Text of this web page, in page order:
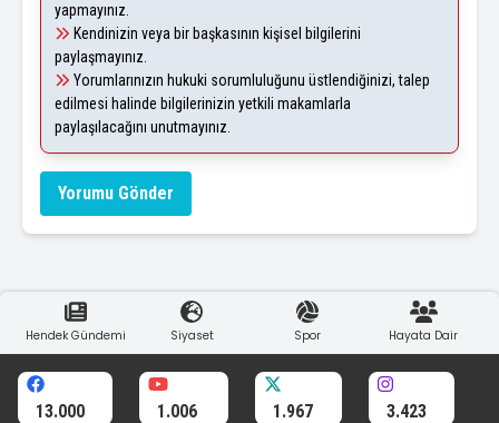
yapmayınız.
Kendinizin veya bir başkasının kişisel bilgilerini
paylaşmayınız.
Yorumlarınızın hukuki sorumluluğunu üstlendiğinizi, talep
edilmesi halinde bilgilerinizin yetkili makamlarla
paylaşılacağını unutmayınız.
Yorumu Gönder
Hendek Gündemi Siyaset Spor Hayata Dair
13.000 1.006 1.967 3.423